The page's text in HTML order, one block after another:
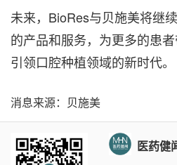
未来，BioRes与贝施美将继
的产品和服务，为更多的患
引领口腔种植领域的新时代。
消息来源：贝施美
医药健